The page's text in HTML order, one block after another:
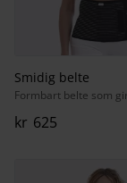
Smidig belte
Formbart belte som
kr 625